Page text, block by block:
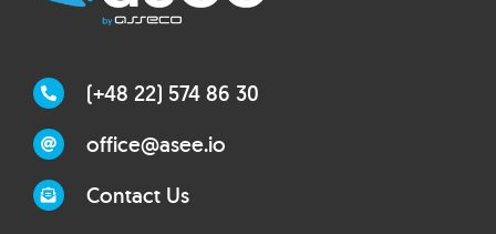
(+48 22) 574 86 30
office@asee.io
Contact Us